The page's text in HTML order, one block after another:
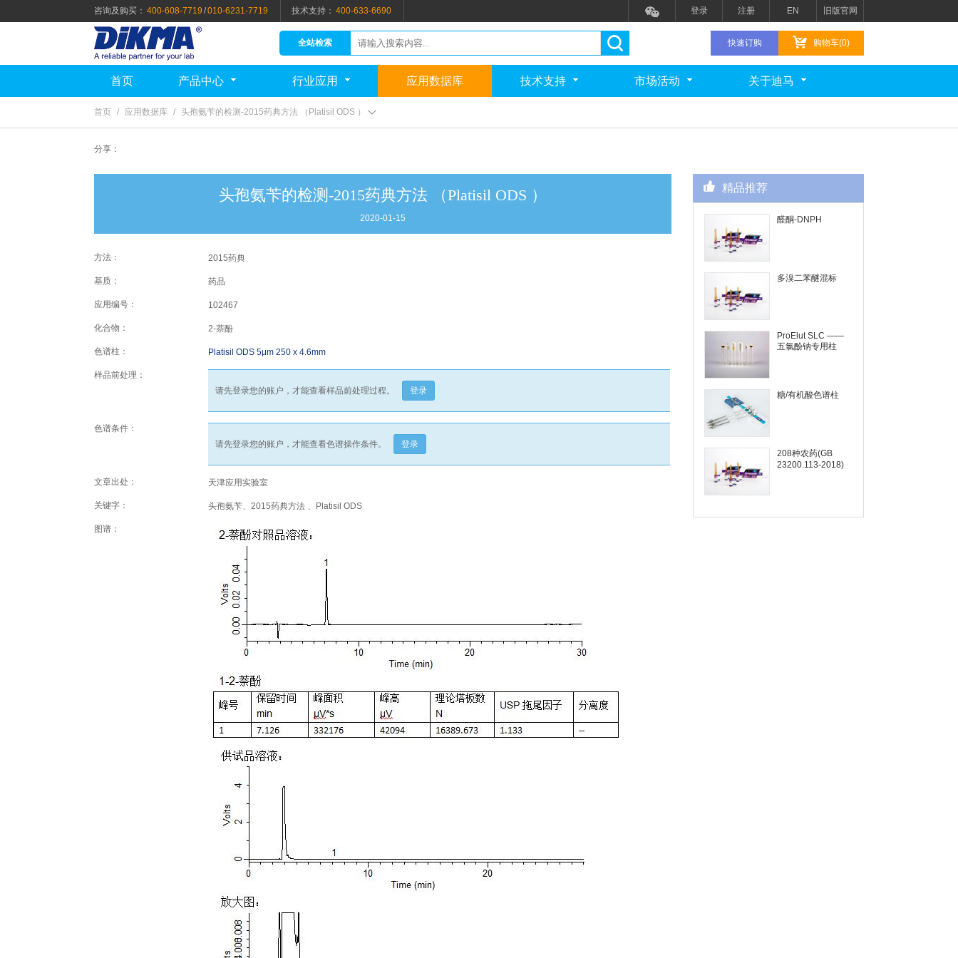
咨询及购买： 400-608-7719 /010-6231-7719 技术支持： 400-633-6690 旧版官网
EN
注册
登录
全站检索 快速订购 购物车(0)
首页 产品中心 行业应用 应用数据库 技术支持 市场活动 关于迪马
首页 / 应用数据库 / 头孢氨苄的检测-2015药典方法 （Platisil ODS ）
分享：
头孢氨苄的检测-2015药典方法 （Platisil ODS ）
2020-01-15
方法： 2015药典
基质： 药品
应用编号： 102467
化合物： 2-萘酚
色谱柱： Platisil ODS 5μm 250 x 4.6mm
样品前处理：
请先登录您的账户，才能查看样品前处理过程。
登录
色谱条件：
请先登录您的账户，才能查看色谱操作条件。
登录
文章出处： 天津应用实验室
关键字： 头孢氨苄、2015药典方法 、Platisil ODS
图谱：
精品推荐
醛酮-DNPH
多溴二苯醚混标
ProElut SLC ——
五氯酚钠专用柱
糖/有机酸色谱柱
208种农药(GB
23200.113-2018)